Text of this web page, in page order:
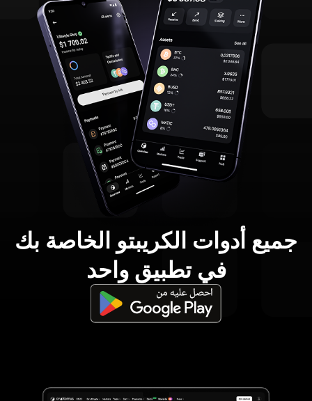
جميع أدوات الكريبتو الخاصة بك
في تطبيق واحد